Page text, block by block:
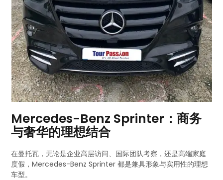
Mercedes-Benz Sprinter：商务
与奢华的理想结合
在曼托瓦，无论是企业高层访问、国际团队考察，还是高端家庭
度假，Mercedes-Benz Sprinter 都是兼具形象与实用性的理想
车型。